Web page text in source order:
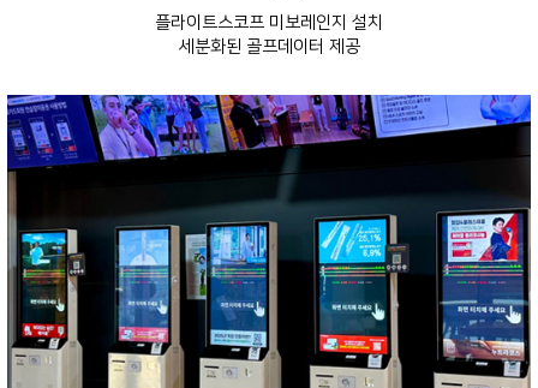
플라이트스코프 미보레인지 설치
세분화된 골프데이터 제공